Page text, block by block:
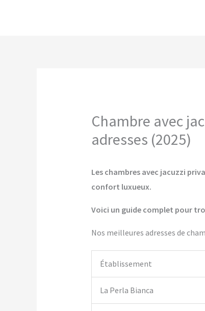
Chambre avec
adresses (2025)
Les chambres avec jacuzzi
confort luxueux.
Voici un guide complet pour
Nos meilleures adresses de
Établissement
La Perla Bianca